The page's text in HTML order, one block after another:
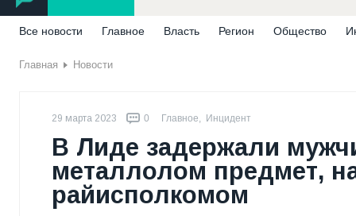
Все новости Главное Власть Регион Общество
Главная Новости
29 марта 2023 0 Главное, Инцидент
В Лиде задержали
металлолом предмет,
райисполкомом